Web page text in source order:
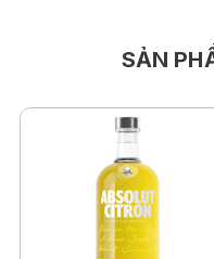
SẢN